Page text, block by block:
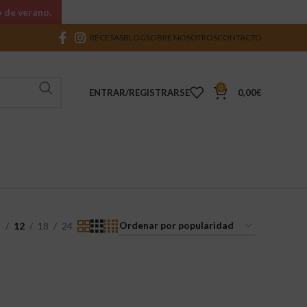
RECETASBLOGSOBRE NOSOTROSCONTACTO
ENTRAR/REGISTRARSE 0 0,00€
12 18 24
verano.